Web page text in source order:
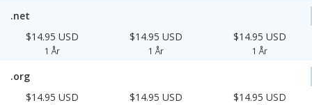
.net
$14.95 USD
1 År
$14.95 USD
1 År
$14.95 USD
1 År
.org
$14.95 USD
$14.95 USD $14.95 USD